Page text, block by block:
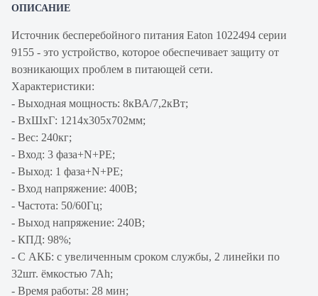
ОПИСАНИЕ
Источник бесперебойного питания Eaton 1022494 серии
9155 - это устройство, которое обеспечивает защиту от
возникающих проблем в питающей сети.
Характеристики:
- Выходная мощность: 8кВА/7,2кВт;
- ВхШхГ: 1214х305x702мм;
- Вес: 240кг;
- Вход: 3 фаза+N+PE;
- Выход: 1 фаза+N+PE;
- Вход напряжение: 400В;
- Частота: 50/60Гц;
- Выход напряжение: 240В;
- КПД: 98%;
- C АКБ: с увеличенным сроком службы, 2 линейки по
32шт. ёмкостью 7Ah;
- Время работы: 28 мин;